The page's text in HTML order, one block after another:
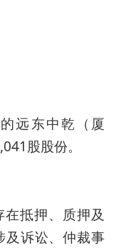
远东中乾（厦
股股份。
抵押、质押及
及诉讼、仲裁事